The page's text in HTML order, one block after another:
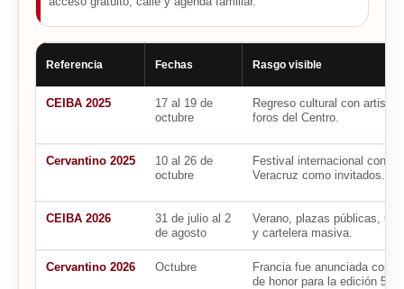
Referencia Fechas Rasgo visible
CEIBA 2025
17 al 19 de
octubre
Regreso cultural con
foros del Centro.
Cervantino 2025
10 al 26 de
octubre
Festival internacional con
Veracruz como invitados.
CEIBA 2026
31 de julio al 2
de agosto
Verano, plazas públicas,
y cartelera masiva.
Cervantino 2026 Octubre
Francia fue anunciada
de honor para la edición 54.